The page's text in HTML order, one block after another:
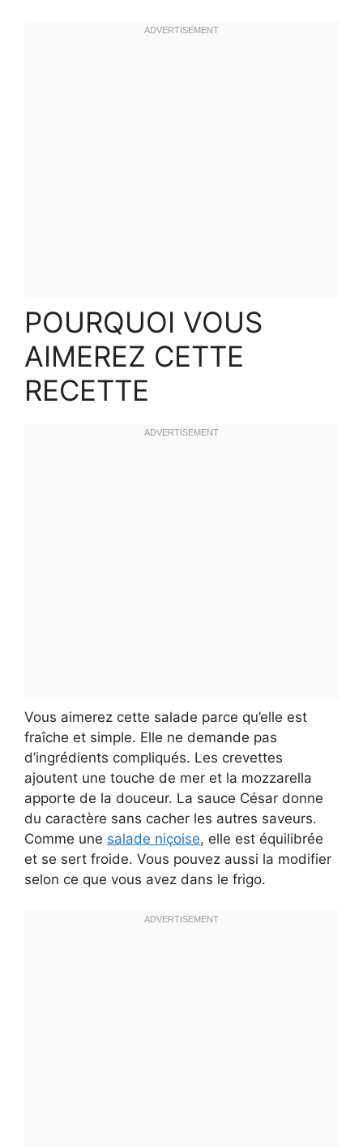
POURQUOI VOUS
AIMEREZ CETTE
RECETTE
Vous aimerez cette salade parce qu’elle est
fraîche et simple. Elle ne demande pas
d’ingrédients compliqués. Les crevettes
ajoutent une touche de mer et la mozzarella
apporte de la douceur. La sauce César donne
du caractère sans cacher les autres saveurs.
Comme une salade niçoise, elle est équilibrée
et se sert froide. Vous pouvez aussi la modifier
selon ce que vous avez dans le frigo.